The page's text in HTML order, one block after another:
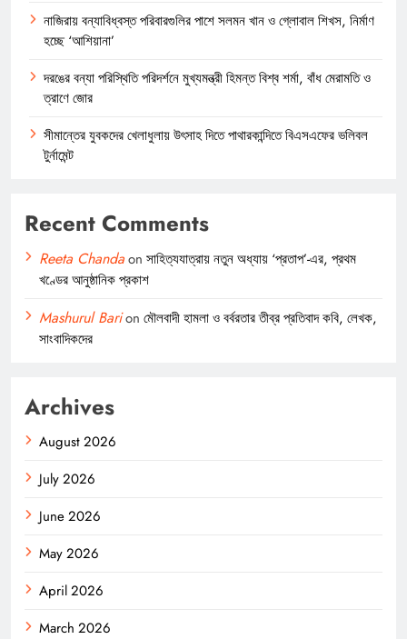
নাজিরায় বন্যাবিধ্বস্ত পরিবারগুলির পাশে সলমন খান ও গ্লোবাল শিখস, নির্মাণ
হচ্ছে ‘আশিয়ানা’
দরঙের বন্যা পরিস্থিতি পরিদর্শনে মুখ্যমন্ত্রী হিমন্ত বিশ্ব শর্মা, বাঁধ মেরামতি ও
ত্রাণে জোর
সীমান্তের যুবকদের খেলাধুলায় উৎসাহ দিতে পাথারকান্দিতে বিএসএফের ভলিবল
টুর্নামেন্ট
Recent Comments
Reeta Chandaon সাহিত্যযাত্রায় নতুন অধ্যায় ‘প্রতাপ’-এর, প্রথম
খণ্ডের আনুষ্ঠানিক প্রকাশ
Mashurul Barion মৌলবাদী হামলা ও বর্বরতার তীব্র প্রতিবাদ কবি, লেখক,
সাংবাদিকদের
Archives
August 2026
July 2026
June 2026
May 2026
April 2026
March 2026